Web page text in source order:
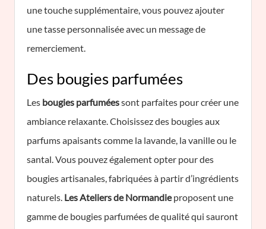
une touche supplémentaire, vous pouvez ajouter
une tasse personnalisée avec un message de
remerciement.
Des bougies parfumées
Les bougies parfuméessont parfaites pour créer une
ambiance relaxante. Choisissez des bougies aux
parfums apaisants comme la lavande, la vanille ou le
santal. Vous pouvez également opter pour des
bougies artisanales, fabriquées à partir d’ingrédients
naturels. Les Ateliers de Normandieproposent une
gamme de bougies parfumées de qualité qui sauront